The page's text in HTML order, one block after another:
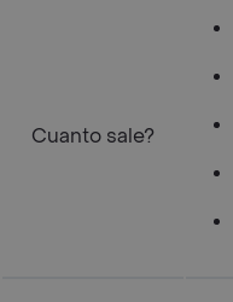
Cuanto sale?